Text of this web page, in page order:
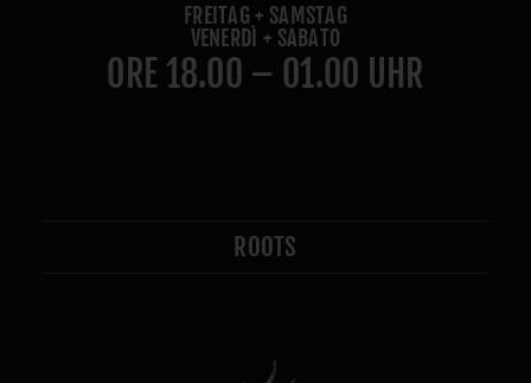
FREITAG + SAMSTAG
VENERDÌ + SABATO
ORE 18.00 – 01.00 UHR
ROOTS